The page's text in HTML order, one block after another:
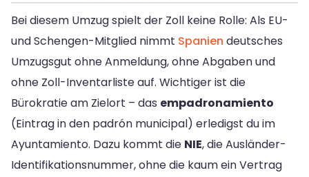
Bei diesem Umzug spielt der Zoll keine Rolle: Als EU-
und Schengen-Mitglied nimmt Spanien deutsches
Umzugsgut ohne Anmeldung, ohne Abgaben und
ohne Zoll-Inventarliste auf. Wichtiger ist die
Bürokratie am Zielort – das empadronamiento
(Eintrag in den padrón municipal) erledigst du im
Ayuntamiento. Dazu kommt die NIE, die Ausländer-
Identifikationsnummer, ohne die kaum ein Vertrag